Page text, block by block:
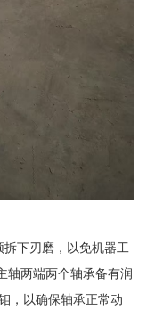
下刃磨，以免机器工
轴两端两个轴承备有润
，以确保轴承正常动